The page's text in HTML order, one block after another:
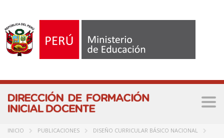
INICIO PUBLICACIONES
DISEÑO CURRICULAR BÁSICO NACIONAL